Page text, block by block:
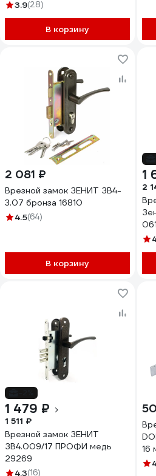
3.9(28)
В корзину
2 081 ₽
Врезной замок ЗЕНИТ ЗВ4-
3.07 бронза 16810
4.5(64)
В корзину
1
2
1 479 ₽
1 511 ₽
Врезной замок ЗЕНИТ
ЗВ4.009/17 ПРОФИ медь
29269
4.3(16)
16